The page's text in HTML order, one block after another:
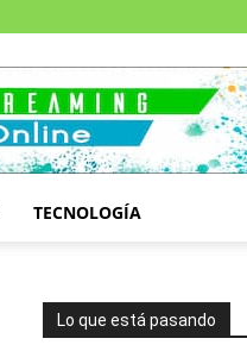
TECNOLOGÍA
Lo que está pasando